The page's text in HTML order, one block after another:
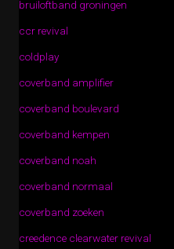
bruiloftband groningen
ccr revival
coldplay
coverband amplifier
coverband boulevard
coverband kempen
coverband noah
coverband normaal
coverband zoeken
creedence clearwater revival